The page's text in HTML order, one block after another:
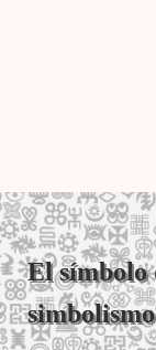
El símbolo